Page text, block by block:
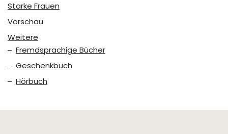
Starke Frauen
Vorschau
Weitere
Fremdsprachige Bücher
Geschenkbuch
Hörbuch